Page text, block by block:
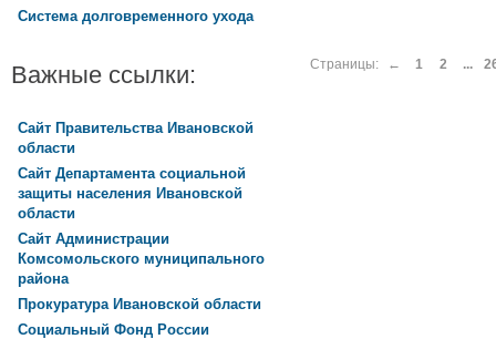
Страницы: ← 1 2 ...
Система долговременного ухода
Важные ссылки:
Сайт Правительства Ивановской
области
Сайт Департамента социальной
защиты населения Ивановской
области
Сайт Администрации
Комсомольского муниципального
района
Прокуратура Ивановской области
Социальный Фонд России